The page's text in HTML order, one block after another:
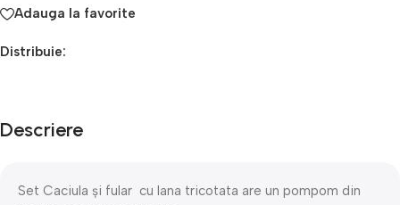
Adauga la favorite
Distribuie:
Descriere
Set Caciula și fular cu lana tricotata are un pompom din